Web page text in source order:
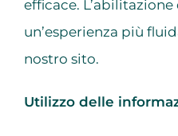
efficace.
un’esperienza più
nostro sito.
Utilizzo delle